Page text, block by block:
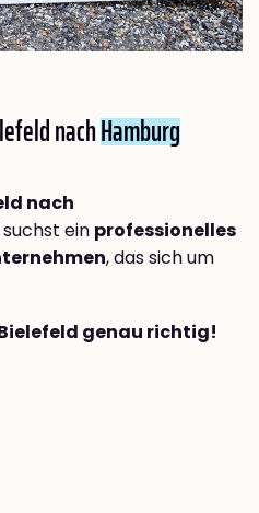
nachHamburg
nach
ein professionelles
, das sich um
genau richtig!